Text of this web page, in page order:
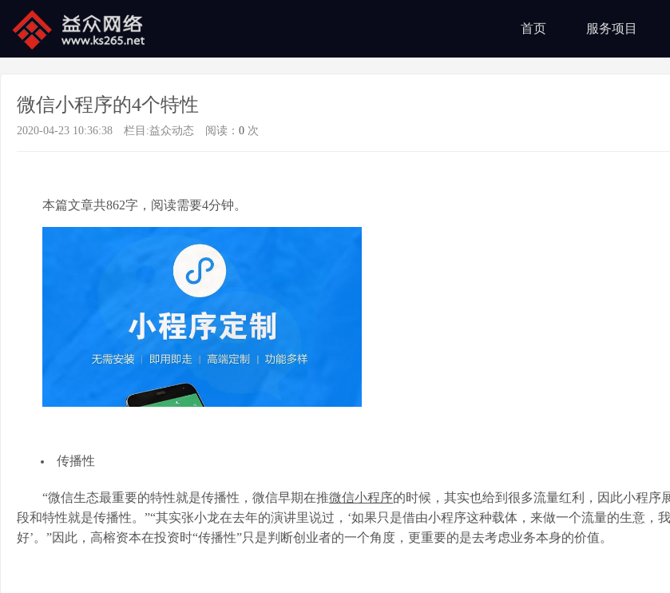
首页 服务项目
微信小程序的4个特性
2020-04-23 10:36:38 栏目:益众动态 阅读： 0 次
本篇文章共862字，阅读需要4分钟。
传播性
“微信生态最重要的特性就是传播性，微信早期在推微信小程序的时候，其实也给到很多流量红利，因此小程序
段和特性就是传播性。”“其实张小龙在去年的演讲里说过，‘如果只是借由小程序这种载体，来做一个流量的生意，
好’。”因此，高榕资本在投资时“传播性”只是判断创业者的一个角度，更重要的是去考虑业务本身的价值。